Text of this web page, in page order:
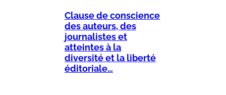
Clause de conscience
des auteurs, des
journalistes et
atteintes à la
diversité et la liberté
éditoriale…